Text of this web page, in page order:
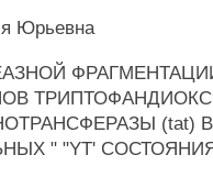
Юрьевна
(tat)
" "YT'